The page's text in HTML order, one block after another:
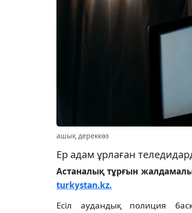
ашық дереккөз
Ер адам ұрлаған
Астаналық тұрғын
turkystan.kz.
Есіл аудандық полиция